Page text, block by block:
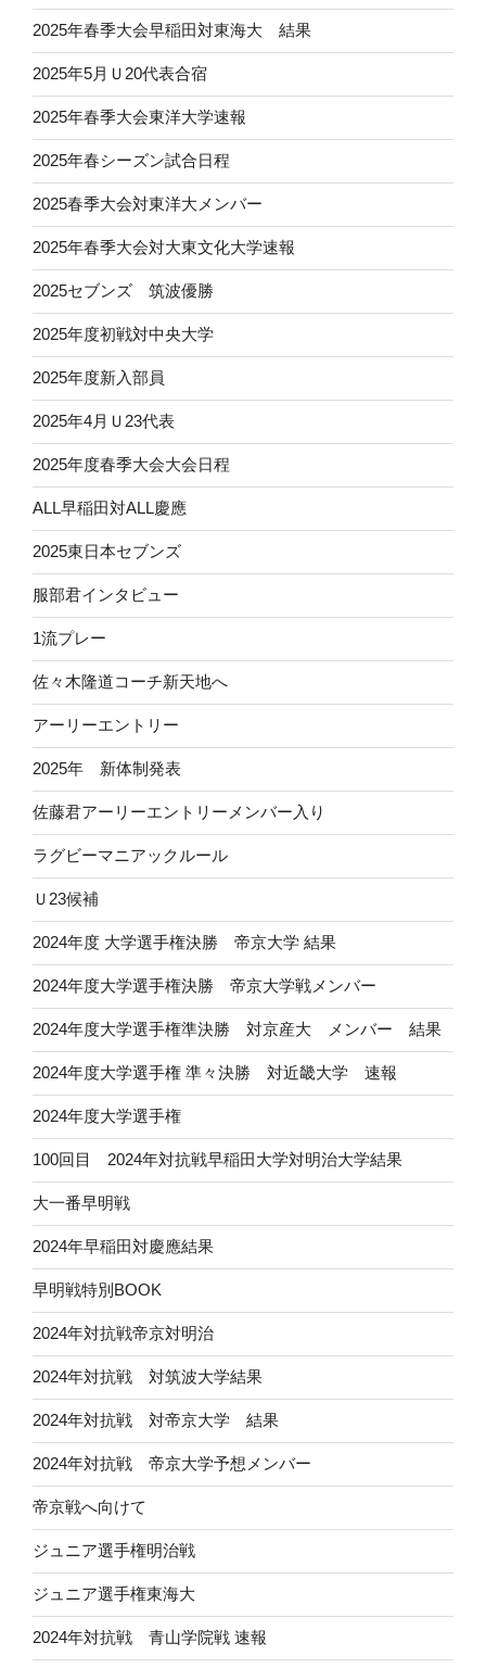
2025年春季大会早稲田対東海大 結果
2025年5月Ｕ20代表合宿
2025年春季大会東洋大学速報
2025年春シーズン試合日程
2025春季大会対東洋大メンバー
2025年春季大会対大東文化大学速報
2025セブンズ 筑波優勝
2025年度初戦対中央大学
2025年度新入部員
2025年4月Ｕ23代表
2025年度春季大会大会日程
ALL早稲田対ALL慶應
2025東日本セブンズ
服部君インタビュー
1流プレー
佐々木隆道コーチ新天地へ
アーリーエントリー
2025年 新体制発表
佐藤君アーリーエントリーメンバー入り
ラグビーマニアックルール
Ｕ23候補
2024年度 大学選手権決勝 帝京大学 結果
2024年度大学選手権決勝 帝京大学戦メンバー
2024年度大学選手権準決勝 対京産大 メンバー 結果
2024年度大学選手権 準々決勝 対近畿大学 速報
2024年度大学選手権
100回目 2024年対抗戦早稲田大学対明治大学結果
大一番早明戦
2024年早稲田対慶應結果
早明戦特別BOOK
2024年対抗戦帝京対明治
2024年対抗戦 対筑波大学結果
2024年対抗戦 対帝京大学 結果
2024年対抗戦 帝京大学予想メンバー
帝京戦へ向けて
ジュニア選手権明治戦
ジュニア選手権東海大
2024年対抗戦 青山学院戦 速報